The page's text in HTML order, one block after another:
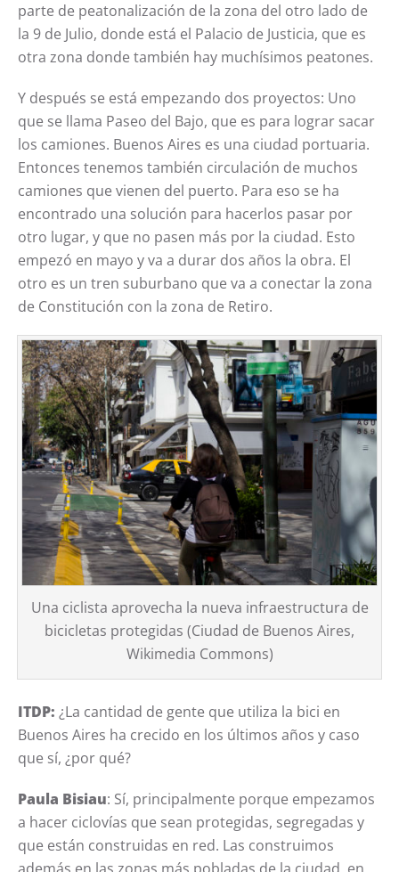
parte de peatonalización de la zona del otro lado de
la 9 de Julio, donde está el Palacio de Justicia, que es
otra zona donde también hay muchísimos peatones.
Y después se está empezando dos proyectos: Uno
que se llama Paseo del Bajo, que es para lograr sacar
los camiones. Buenos Aires es una ciudad portuaria.
Entonces tenemos también circulación de muchos
camiones que vienen del puerto. Para eso se ha
encontrado una solución para hacerlos pasar por
otro lugar, y que no pasen más por la ciudad. Esto
empezó en mayo y va a durar dos años la obra. El
otro es un tren suburbano que va a conectar la zona
de Constitución con la zona de Retiro.
Una ciclista aprovecha la nueva infraestructura de
bicicletas protegidas (Ciudad de Buenos Aires,
Wikimedia Commons)
ITDP: ¿La cantidad de gente que utiliza la bici en
Buenos Aires ha crecido en los últimos años y caso
que sí, ¿por qué?
Paula Bisiau: Sí, principalmente porque empezamos
a hacer ciclovías que sean protegidas, segregadas y
que están construidas en red. Las construimos